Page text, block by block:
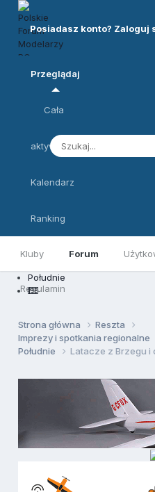
Posiadasz konto? Zaloguj
Przeglądaj
Kluby Forum
Regulamin
Cała
aktywność
Kalendarz
Ranking
Południe
Strona główna
Reszta
Imprezy i spotkania regionalne
Południe
Latacze z Brzegu i